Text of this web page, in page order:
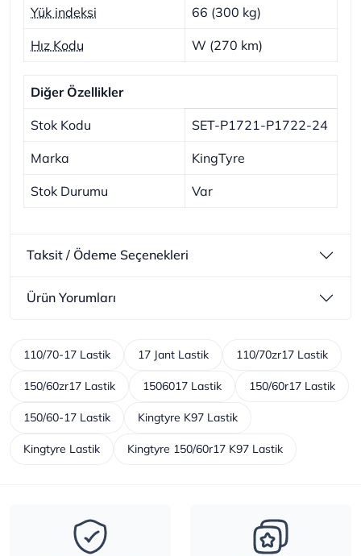
Yük indeksi 66 (300 kg)
Hız Kodu W (270 km)
Diğer Özellikler
Stok Kodu SET-P1721-P1722-24
Marka KingTyre
Stok Durumu Var
Taksit / Ödeme Seçenekleri
Ürün Yorumları
110/70-17 Lastik 17 Jant Lastik 110/70zr17 Lastik
150/60zr17 Lastik 1506017 Lastik 150/60r17 Lastik
150/60-17 Lastik Kingtyre K97 Lastik
Kingtyre Lastik Kingtyre 150/60r17 K97 Lastik